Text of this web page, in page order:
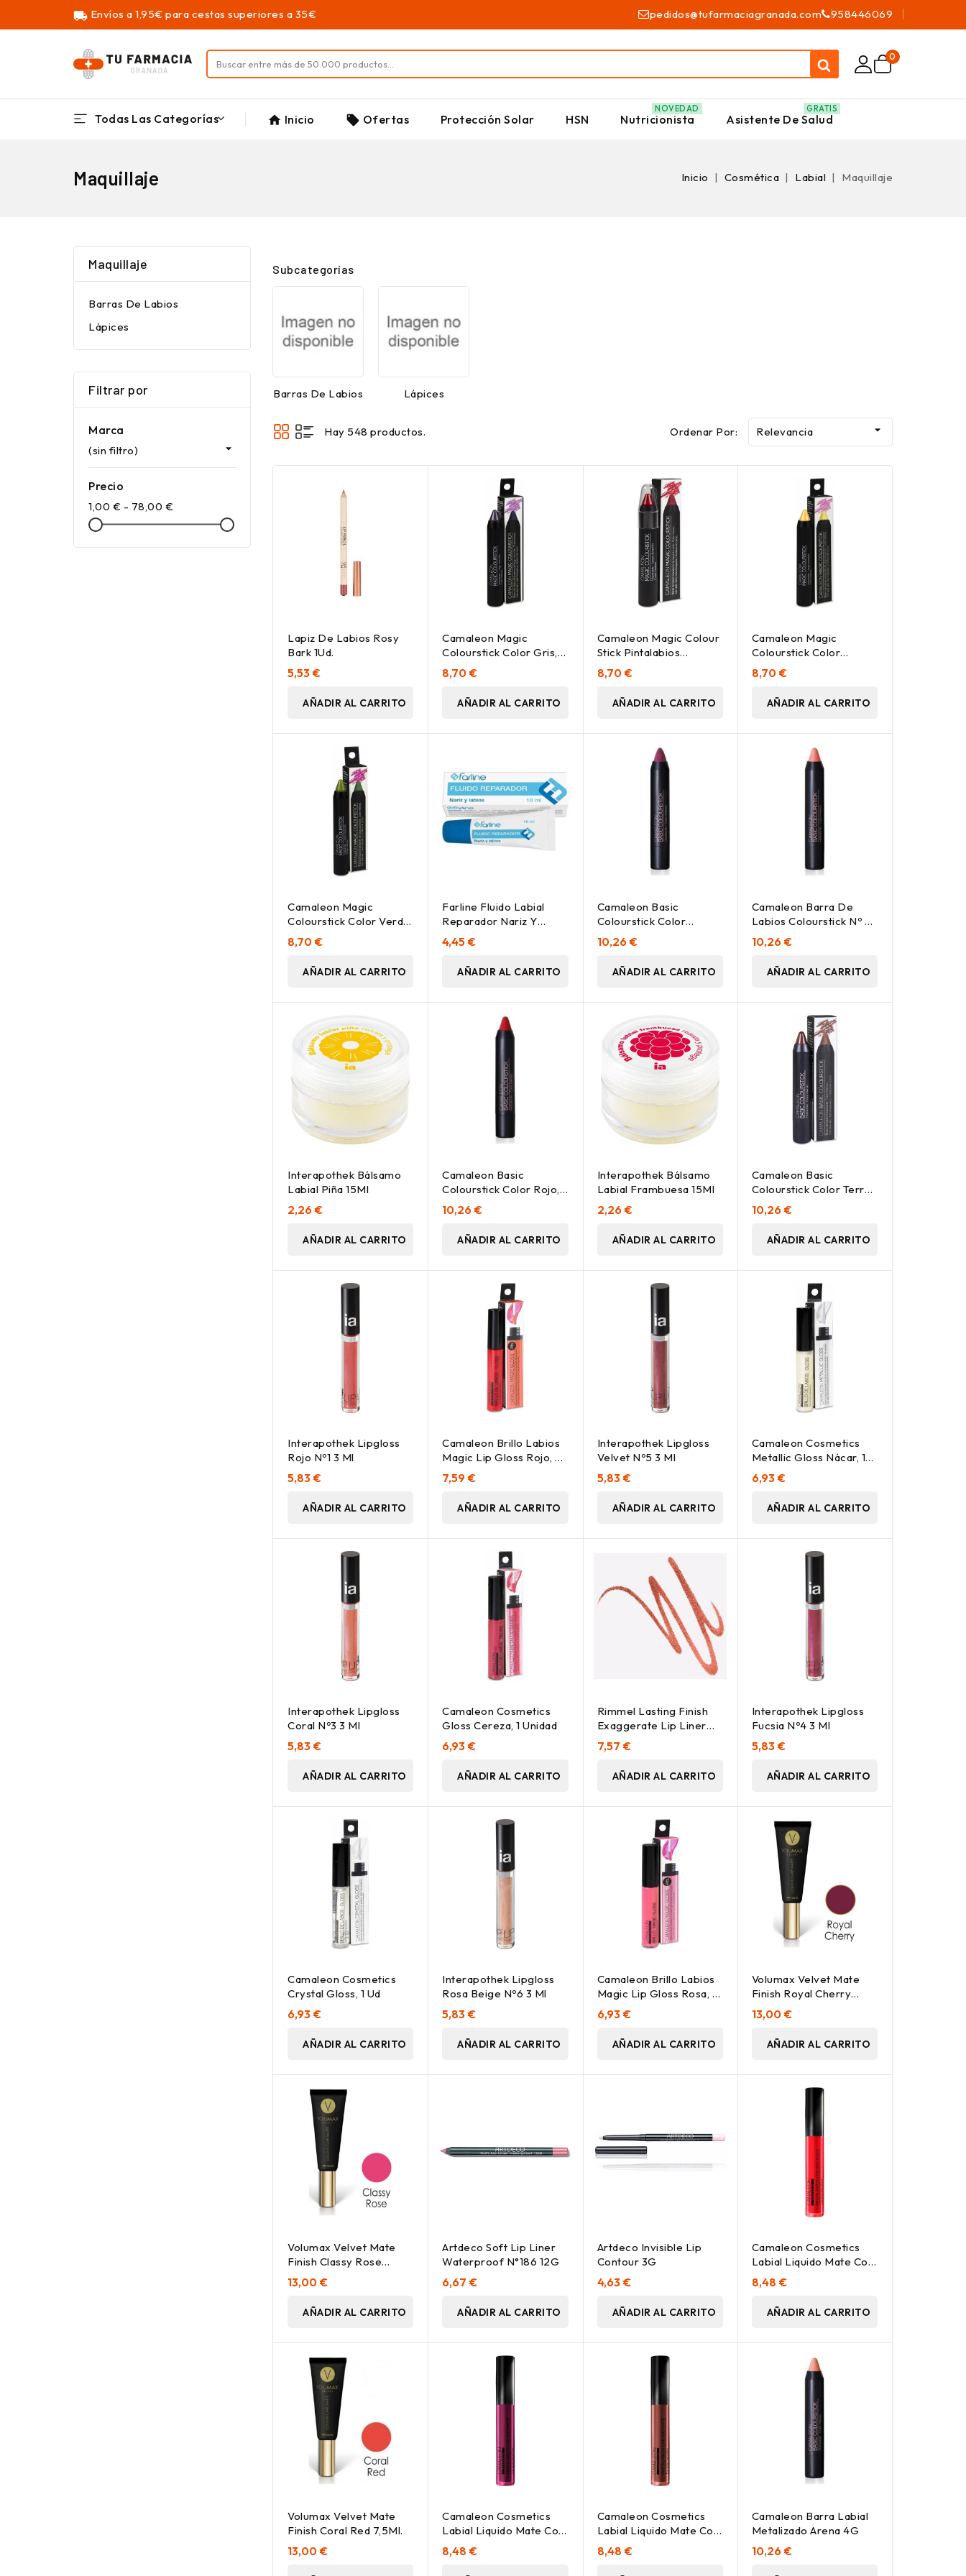
local_shipping Envíos a 1,95€ para cestas superiores a 35€ pedidos@tufarmaciagranada.com 958446069
0
Todas Las Categorías home Inicio local_offer Ofertas Protección Solar HSN Nutricionista
NOVEDAD
Asistente De Salud
GRATIS
Maquillaje Inicio Cosmética Labial Maquillaje
Maquillaje
Barras De Labios
Lápices
Filtrar por
Marca
(sin filtro) 
Precio
1,00 € - 78,00 €
Subcategorías
Barras De Labios Lápices
Hay 548 productos. Ordenar Por: Relevancia 
Lapiz De Labios Rosy
Bark 1Ud.
5,53 €
AÑADIR AL CARRITO
Camaleon Magic
Colourstick Color Gris, 1
Ud
8,70 €
AÑADIR AL CARRITO
Camaleon Magic Colour
Stick Pintalabios
Rojo/Burdeos 4G 1Ud
8,70 €
AÑADIR AL CARRITO
Camaleon Magic
Colourstick Color
Amarillo, 1 Ud
8,70 €
AÑADIR AL CARRITO
Camaleon Magic
Colourstick Color Verde,
1 Ud
8,70 €
AÑADIR AL CARRITO
Farline Fluido Labial
Reparador Nariz Y
Labios 10Ml
4,45 €
AÑADIR AL CARRITO
Camaleon Basic
Colourstick Color
Berenjena, 1 Ud
10,26 €
AÑADIR AL CARRITO
Camaleon Barra De
Labios Colourstick Nº 5
(Nude) 4G
10,26 €
AÑADIR AL CARRITO
Interapothek Bálsamo
Labial Piña 15Ml
2,26 €
AÑADIR AL CARRITO
Camaleon Basic
Colourstick Color Rojo, 1
Ud
10,26 €
AÑADIR AL CARRITO
Interapothek Bálsamo
Labial Frambuesa 15Ml
2,26 €
AÑADIR AL CARRITO
Camaleon Basic
Colourstick Color Terra,
1 Ud
10,26 €
AÑADIR AL CARRITO
Interapothek Lipgloss
Rojo Nº1 3 Ml
5,83 €
AÑADIR AL CARRITO
Camaleon Brillo Labios
Magic Lip Gloss Rojo, 9
Ml
7,59 €
AÑADIR AL CARRITO
Interapothek Lipgloss
Velvet Nº5 3 Ml
5,83 €
AÑADIR AL CARRITO
Camaleon Cosmetics
Metallic Gloss Nácar, 1
Unidad
6,93 €
AÑADIR AL CARRITO
Interapothek Lipgloss
Coral Nº3 3 Ml
5,83 €
AÑADIR AL CARRITO
Camaleon Cosmetics
Gloss Cereza, 1 Unidad
6,93 €
AÑADIR AL CARRITO
Rimmel Lasting Finish
Exaggerate Lip Liner
018 0.25G
7,57 €
AÑADIR AL CARRITO
Interapothek Lipgloss
Fucsia Nº4 3 Ml
5,83 €
AÑADIR AL CARRITO
Camaleon Cosmetics
Crystal Gloss, 1 Ud
6,93 €
AÑADIR AL CARRITO
Interapothek Lipgloss
Rosa Beige Nº6 3 Ml
5,83 €
AÑADIR AL CARRITO
Camaleon Brillo Labios
Magic Lip Gloss Rosa, 9
Ml
6,93 €
AÑADIR AL CARRITO
Volumax Velvet Mate
Finish Royal Cherry
7,5Ml.
13,00 €
AÑADIR AL CARRITO
Volumax Velvet Mate
Finish Classy Rose
7,5Ml.
13,00 €
AÑADIR AL CARRITO
Artdeco Soft Lip Liner
Waterproof N°186 12G
6,67 €
AÑADIR AL CARRITO
Artdeco Invisible Lip
Contour 3G
4,63 €
AÑADIR AL CARRITO
Camaleon Cosmetics
Labial Liquido Mate Con
Aplicador Lm01 8Ml
8,48 €
AÑADIR AL CARRITO
Volumax Velvet Mate
Finish Coral Red 7,5Ml.
13,00 €
Camaleon Cosmetics
Labial Liquido Mate Con
Aplicador Lm04 8Ml
8,48 €
Camaleon Cosmetics
Labial Liquido Mate Con
Aplicador Lm07 8Ml
8,48 €
Camaleon Barra Labial
Metalizado Arena 4G
10,26 €